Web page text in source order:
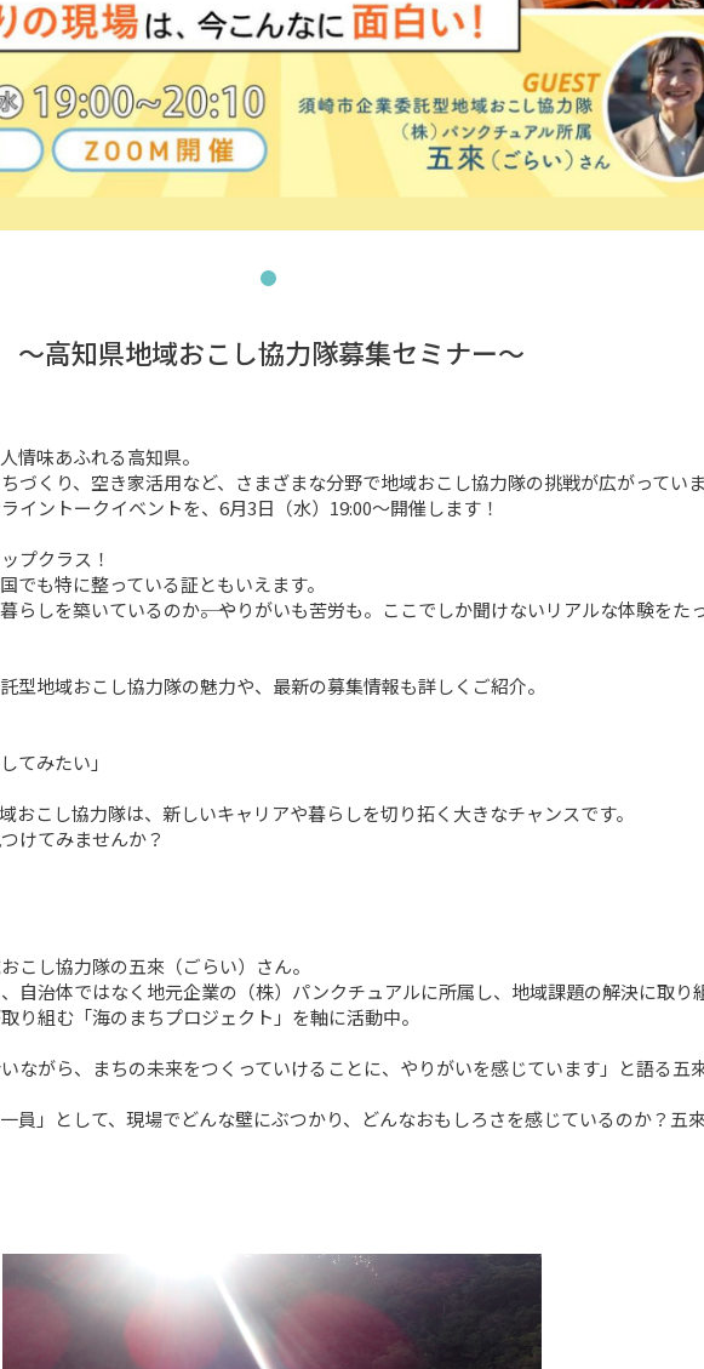
〜高知県地域おこし協力隊募集セミナー〜
情味あふれる高知県。
づくり、空き家活用など、さまざまな分野で地域おこし協力隊の挑戦が広がっていま
イントークイベントを、6月3日（水）19:00〜開催します！
プクラス！
でも特に整っている証ともいえます。
しを築いているのか――。やりがいも苦労も。ここでしか聞けないリアルな体験をた
型地域おこし協力隊の魅力や、最新の募集情報も詳しくご紹介。
てみたい」
おこし協力隊は、新しいキャリアや暮らしを切り拓く大きなチャンスです。
けてみませんか？
こし協力隊の五來（ごらい）さん。
自治体ではなく地元企業の（株）パンクチュアルに所属し、地域課題の解決に取り
り組む「海のまちプロジェクト」を軸に活動中。
ながら、まちの未来をつくっていけることに、やりがいを感じています」と語る五
員」として、現場でどんな壁にぶつかり、どんなおもしろさを感じているのか？五